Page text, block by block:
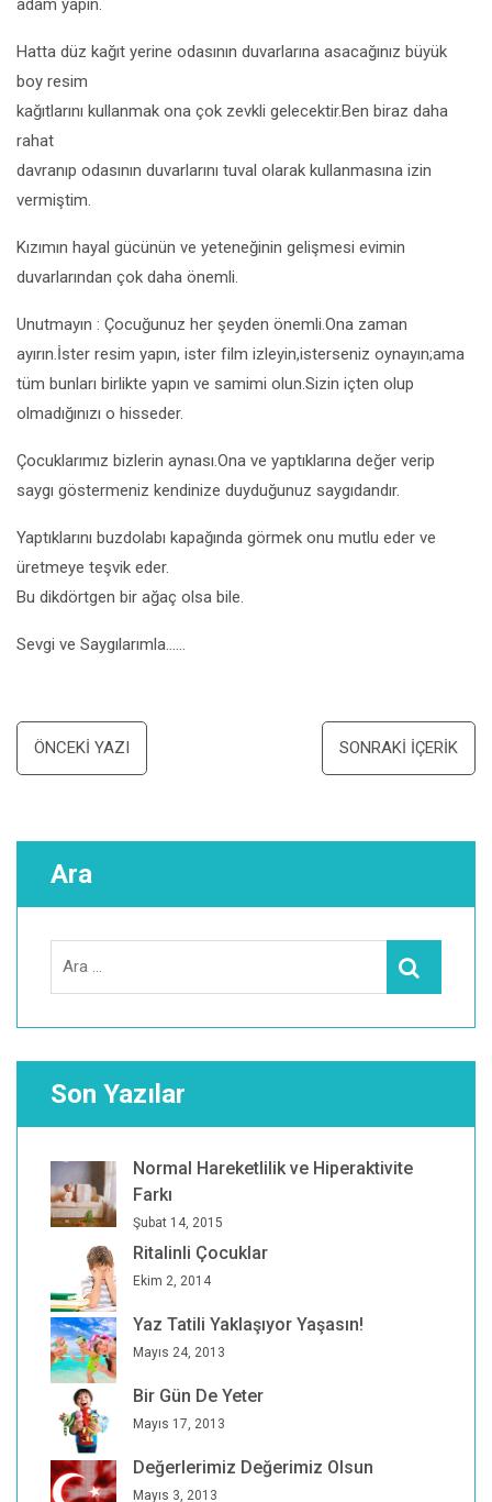
adam yapın.
Hatta düz kağıt yerine odasının duvarlarına asacağınız büyük
boy resim
kağıtlarını kullanmak ona çok zevkli gelecektir.Ben biraz daha
rahat
davranıp odasının duvarlarını tuval olarak kullanmasına izin
vermiştim.
Kızımın hayal gücünün ve yeteneğinin gelişmesi evimin
duvarlarından çok daha önemli.
Unutmayın : Çocuğunuz her şeyden önemli.Ona zaman
ayırın.İster resim yapın, ister film izleyin,isterseniz oynayın;ama
tüm bunları birlikte yapın ve samimi olun.Sizin içten olup
olmadığınızı o hisseder.
Çocuklarımız bizlerin aynası.Ona ve yaptıklarına değer verip
saygı göstermeniz kendinize duyduğunuz saygıdandır.
Yaptıklarını buzdolabı kapağında görmek onu mutlu eder ve
üretmeye teşvik eder.
Bu dikdörtgen bir ağaç olsa bile.
Sevgi ve Saygılarımla……
Yazı
dolaşımı
ÖNCEKI YAZI SONRAKI İÇERIK
Ara
Ara
Son Yazılar
Normal Hareketlilik ve Hiperaktivite
Farkı
Şubat 14, 2015
Ritalinli Çocuklar
Ekim 2, 2014
Yaz Tatili Yaklaşıyor Yaşasın!
Mayıs 24, 2013
Bir Gün De Yeter
Mayıs 17, 2013
Değerlerimiz Değerimiz Olsun
Mayıs 3, 2013